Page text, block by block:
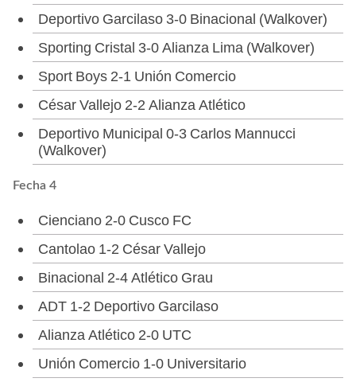
Deportivo Garcilaso 3-0 Binacional (Walkover)
Sporting Cristal 3-0 Alianza Lima (Walkover)
Sport Boys 2-1 Unión Comercio
César Vallejo 2-2 Alianza Atlético
Deportivo Municipal 0-3 Carlos Mannucci
(Walkover)
Fecha 4
Cienciano 2-0 Cusco FC
Cantolao 1-2 César Vallejo
Binacional 2-4 Atlético Grau
ADT 1-2 Deportivo Garcilaso
Alianza Atlético 2-0 UTC
Unión Comercio 1-0 Universitario